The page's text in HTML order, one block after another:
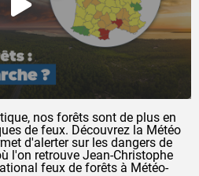
nos forêts sont de plus en
de feux. Découvrez la Météo
d'alerter sur les dangers de
l'on retrouve Jean-Christophe
feux de forêts à Météo-